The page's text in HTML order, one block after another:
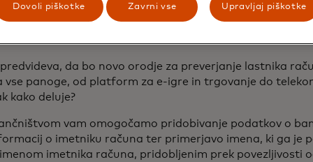
v različnih panogah
da bo novo orodje za preverjanje lastnika
vse panoge, od platform za e-igre in trgovanje do
kako deluje?
vam omogočamo pridobivanje podatkov o
o imetniku računa ter primerjavo imena, ki ga je
imetnika računa, pridobljenim prek povezljivosti
Dovoli piškotke Zavrni vse Upravljaj piškotke